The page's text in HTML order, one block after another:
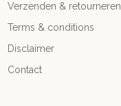
Verzenden & retourneren
Terms & conditions
Disclaimer
Contact